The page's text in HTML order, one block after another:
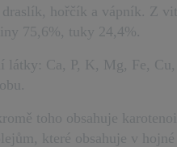
draslík, hořčík a vápník. Z
75,6%, tuky 24,4%.
Ca, P, K, Mg, Fe,
toho obsahuje
které obsahuje v hojné